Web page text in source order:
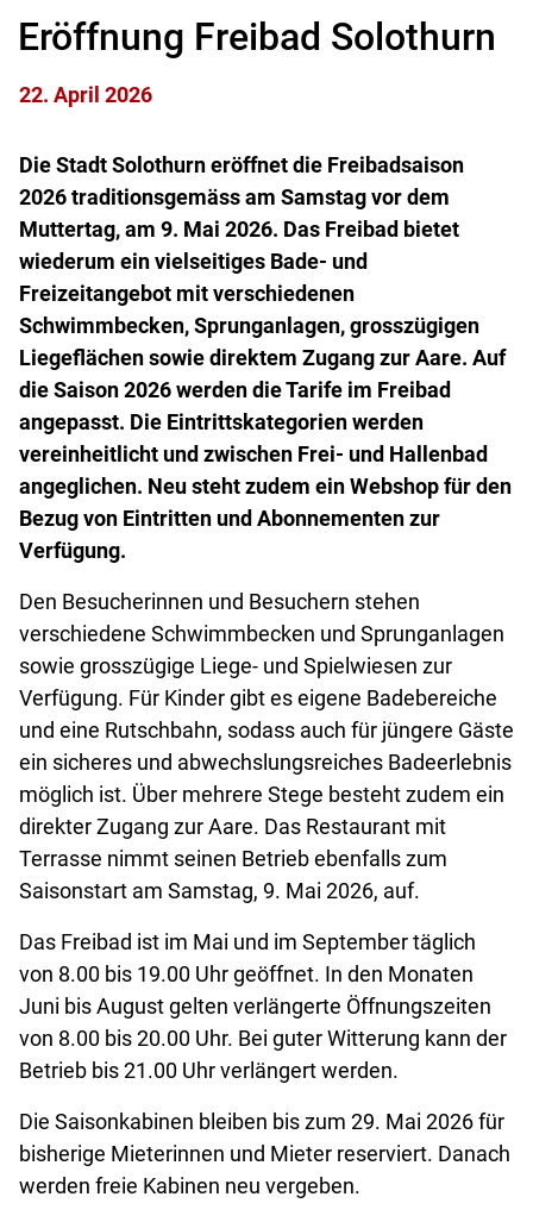
Eröffnung Freibad Solothurn
22. April 2026
Die Stadt Solothurn eröffnet die Freibadsaison
2026 traditionsgemäss am Samstag vor dem
Muttertag, am 9. Mai 2026. Das Freibad bietet
wiederum ein vielseitiges Bade- und
Freizeitangebot mit verschiedenen
Schwimmbecken, Sprunganlagen, grosszügigen
Liegeflächen sowie direktem Zugang zur Aare. Auf
die Saison 2026 werden die Tarife im Freibad
angepasst. Die Eintrittskategorien werden
vereinheitlicht und zwischen Frei- und Hallenbad
angeglichen. Neu steht zudem ein Webshop für den
Bezug von Eintritten und Abonnementen zur
Verfügung.
Den Besucherinnen und Besuchern stehen
verschiedene Schwimmbecken und Sprunganlagen
sowie grosszügige Liege- und Spielwiesen zur
Verfügung. Für Kinder gibt es eigene Badebereiche
und eine Rutschbahn, sodass auch für jüngere Gäste
ein sicheres und abwechslungsreiches Badeerlebnis
möglich ist. Über mehrere Stege besteht zudem ein
direkter Zugang zur Aare. Das Restaurant mit
Terrasse nimmt seinen Betrieb ebenfalls zum
Saisonstart am Samstag, 9. Mai 2026, auf.
Das Freibad ist im Mai und im September täglich
von 8.00 bis 19.00 Uhr geöffnet. In den Monaten
Juni bis August gelten verlängerte Öffnungszeiten
von 8.00 bis 20.00 Uhr. Bei guter Witterung kann der
Betrieb bis 21.00 Uhr verlängert werden.
Die Saisonkabinen bleiben bis zum 29. Mai 2026 für
bisherige Mieterinnen und Mieter reserviert. Danach
werden freie Kabinen neu vergeben.